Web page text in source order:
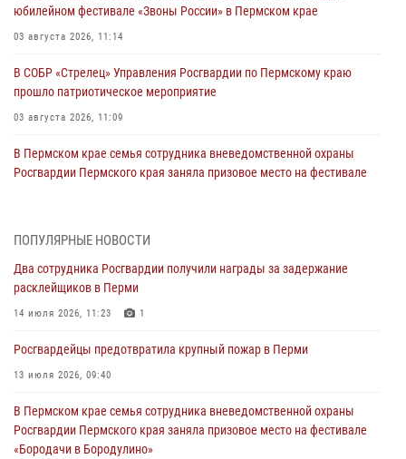
юбилейном фестивале «Звоны России» в Пермском крае
03 августа 2026, 11:14
В СОБР «Стрелец» Управления Росгвардии по Пермскому краю
прошло патриотическое мероприятие
03 августа 2026, 11:09
В Пермском крае семья сотрудника вневедомственной охраны
Росгвардии Пермского края заняла призовое место на фестивале
юных спортсменов
03 августа 2026, 10:59
30 июля 2026, 05:19
богослужении в Перми
28 июля 2026, 10:44
ПОПУЛЯРНЫЕ НОВОСТИ
Два сотрудника Росгвардии получили награды за задержание
расклейщиков в Перми
14 июля 2026, 11:23 1
Росгвардейцы предотвратила крупный пожар в Перми
13 июля 2026, 09:40
В Пермском крае семья сотрудника вневедомственной охраны
Росгвардии Пермского края заняла призовое место на фестивале
«Бородачи в Бородулино»